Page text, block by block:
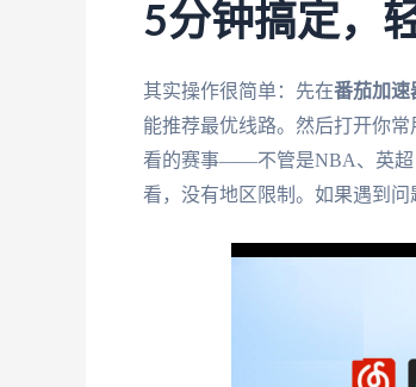
5分钟搞定，
其实操作很简单：先在番茄加速
能推荐最优线路。然后打开你
看的赛事——不管是NBA、英超
看，没有地区限制。如果遇到问